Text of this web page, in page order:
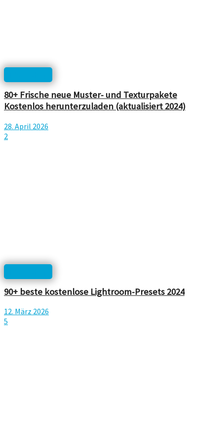
80+ Frische neue Muster- und Texturpakete
Kostenlos herunterzuladen (aktualisiert 2024)
28. April 2026
2
90+ beste kostenlose Lightroom-Presets 2024
12. März 2026
5